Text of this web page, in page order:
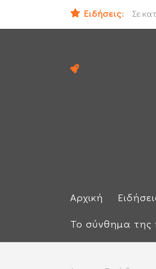
Ειδήσεις:
Σε
Ομάν:
Αρχική
Το σύνθημα της